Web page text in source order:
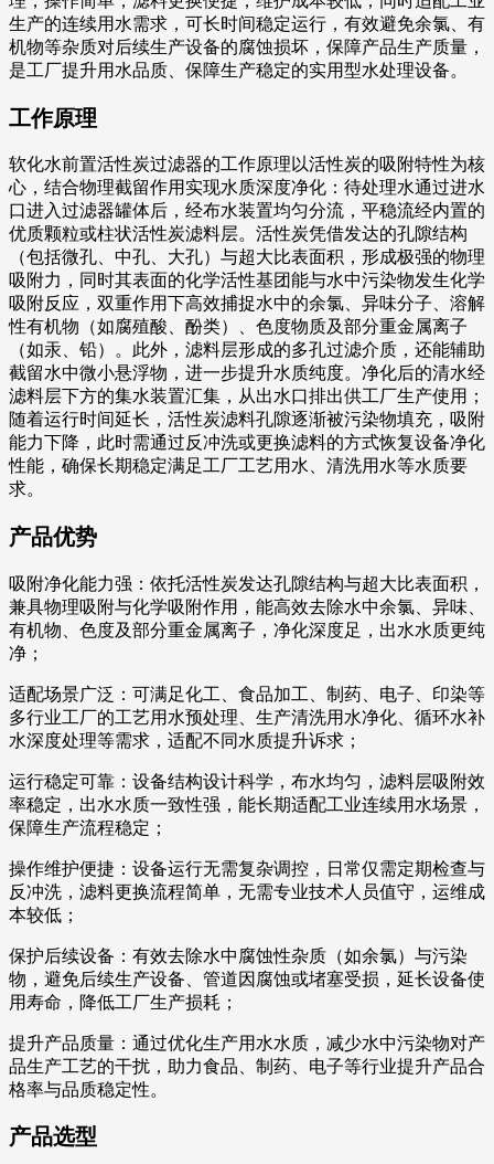
生产的连续用水需求，可长时间稳定运行，有效避免余氯、有
机物等杂质对后续生产设备的腐蚀损坏，保障产品生产质量，
是工厂提升用水品质、保障生产稳定的实用型水处理设备。
工作原理
软化水前置活性炭过滤器的工作原理以活性炭的吸附特性为核
心，结合物理截留作用实现水质深度净化：待处理水通过进水
口进入过滤器罐体后，经布水装置均匀分流，平稳流经内置的
优质颗粒或柱状活性炭滤料层。活性炭凭借发达的孔隙结构
（包括微孔、中孔、大孔）与超大比表面积，形成极强的物理
吸附力，同时其表面的化学活性基团能与水中污染物发生化学
吸附反应，双重作用下高效捕捉水中的余氯、异味分子、溶解
性有机物（如腐殖酸、酚类）、色度物质及部分重金属离子
（如汞、铅）。此外，滤料层形成的多孔过滤介质，还能辅助
截留水中微小悬浮物，进一步提升水质纯度。净化后的清水经
滤料层下方的集水装置汇集，从出水口排出供工厂生产使用；
随着运行时间延长，活性炭滤料孔隙逐渐被污染物填充，吸附
能力下降，此时需通过反冲洗或更换滤料的方式恢复设备净化
性能，确保长期稳定满足工厂工艺用水、清洗用水等水质要
求。
产品优势
吸附净化能力强：依托活性炭发达孔隙结构与超大比表面积，
兼具物理吸附与化学吸附作用，能高效去除水中余氯、异味、
有机物、色度及部分重金属离子，净化深度足，出水水质更纯
净；
适配场景广泛：可满足化工、食品加工、制药、电子、印染等
多行业工厂的工艺用水预处理、生产清洗用水净化、循环水补
水深度处理等需求，适配不同水质提升诉求；
运行稳定可靠：设备结构设计科学，布水均匀，滤料层吸附效
率稳定，出水水质一致性强，能长期适配工业连续用水场景，
保障生产流程稳定；
操作维护便捷：设备运行无需复杂调控，日常仅需定期检查与
反冲洗，滤料更换流程简单，无需专业技术人员值守，运维成
本较低；
保护后续设备：有效去除水中腐蚀性杂质（如余氯）与污染
物，避免后续生产设备、管道因腐蚀或堵塞受损，延长设备使
用寿命，降低工厂生产损耗；
提升产品质量：通过优化生产用水水质，减少水中污染物对产
品生产工艺的干扰，助力食品、制药、电子等行业提升产品合
格率与品质稳定性。
产品选型